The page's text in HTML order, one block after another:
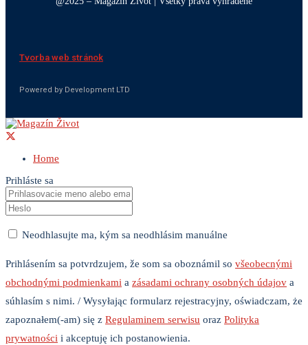
Tvorba web stránok
Powered by Development LTD
Home
Prihláste sa
Neodhlasujte ma, kým sa neodhlásim manuálne
Prihlásením sa potvrdzujem, že som sa oboznámil so všeobecnými
obchodnými podmienkami a zásadami ochrany osobných údajov a
súhlasím s nimi. / Wysyłając formularz rejestracyjny, oświadczam, że
zapoznałem(-am) się z Regulaminem serwisu oraz Polityka
prywatności i akceptuję ich postanowienia.